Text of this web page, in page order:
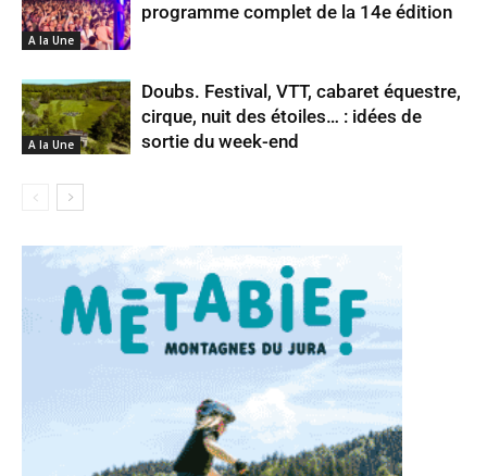
A la Une
programme complet de la 14e édition
A la Une
Doubs. Festival, VTT, cabaret équestre,
cirque, nuit des étoiles… : idées de
sortie du week-end